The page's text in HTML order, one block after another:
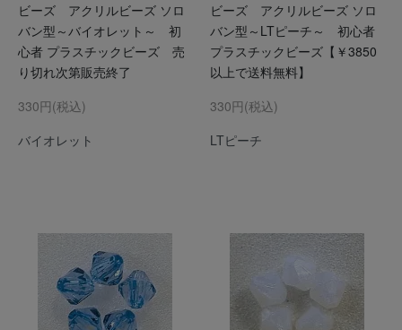
ビーズ アクリルビーズ ソロ
バン型～バイオレット～ 初
心者 プラスチックビーズ 売
り切れ次第販売終了
330円(税込)
バイオレット
ビーズ アクリルビーズ ソロ
バン型～LTピーチ～ 初心者
プラスチックビーズ【￥3850
以上で送料無料】
330円(税込)
LTピーチ